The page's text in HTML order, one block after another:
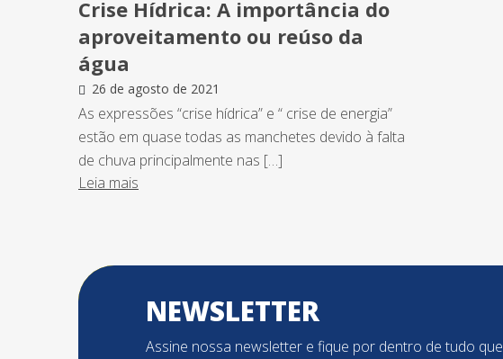
Crise Hídrica: A importância do
aproveitamento ou reúso da
água
26 de agosto de 2021
As expressões “crise hídrica” e “ crise de energia”
estão em quase todas as manchetes devido à falta
de chuva principalmente nas […]
Leia mais
NEWSLETTER
Assine nossa newsletter e fique por dentro de tudo que